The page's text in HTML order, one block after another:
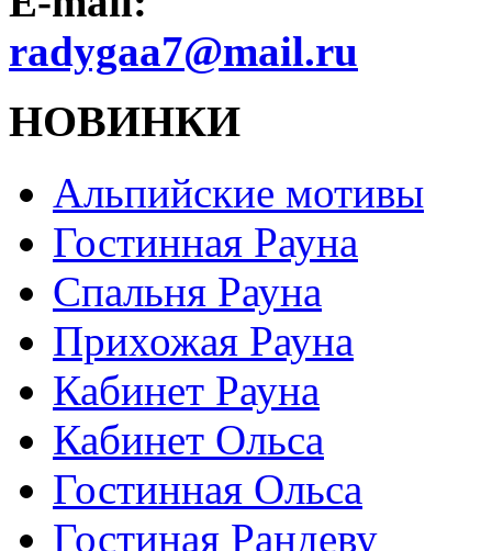
radygaa7@mail.ru
НОВИНКИ
Альпийские мотивы
Гостинная Рауна
Спальня Рауна
Прихожая Рауна
Кабинет Рауна
Кабинет Ольса
Гостинная Ольса
Гостиная Рандеву